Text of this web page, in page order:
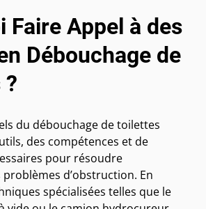
Faire Appel à des
Débouchage de
du débouchage de toilettes
des compétences et de
pour résoudre
d’obstruction. En
spécialisées telles que le